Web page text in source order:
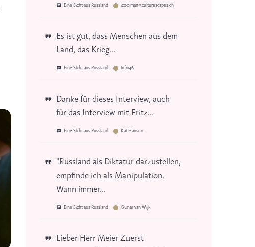
Eine Sicht aus Russland jcooiman@culturescapes.ch
Es ist gut, dass Menschen aus dem
Land, das Krieg...
Eine Sicht aus Russland info46
Danke für dieses Interview, auch
für das Interview mit Fritz...
Eine Sicht aus Russland Kai Hansen
"Russland als Diktatur darzustellen,
empfinde ich als Manipulation.
Wann immer...
Eine Sicht aus Russland Gunar van Wijk
Lieber Herr Meier Zuerst